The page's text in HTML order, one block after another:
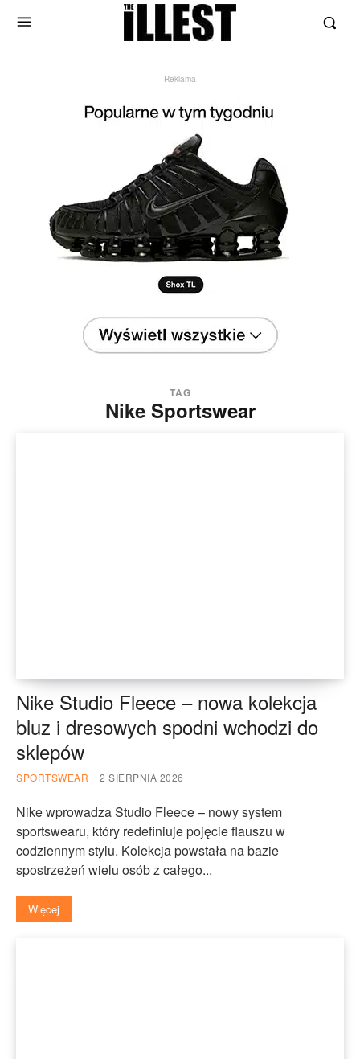
- Reklama -
TAG
Nike Sportswear
Nike Studio Fleece – nowa kolekcja
bluz i dresowych spodni wchodzi do
sklepów
SPORTSWEAR 2 SIERPNIA 2026
Nike wprowadza Studio Fleece – nowy system
sportswearu, który redefiniuje pojęcie flauszu w
codziennym stylu. Kolekcja powstała na bazie
spostrzeżeń wielu osób z całego...
Więcej